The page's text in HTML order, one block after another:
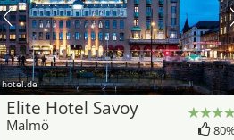
hotel.de
Elite Hotel Savoy
Malmö 80%